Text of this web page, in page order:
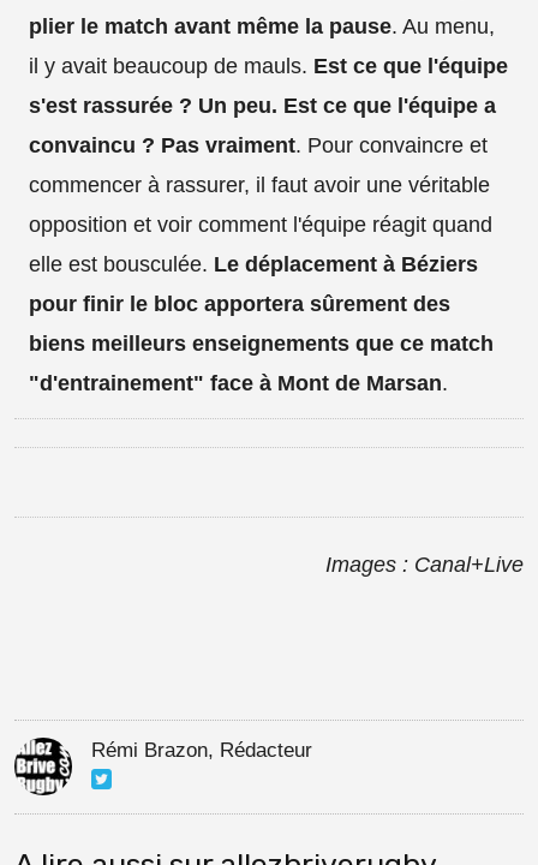
plier le match avant même la pause. Au menu,
il y avait beaucoup de mauls. Est ce que l'équipe
s'est rassurée ? Un peu. Est ce que l'équipe a
convaincu ? Pas vraiment. Pour convaincre et
commencer à rassurer, il faut avoir une véritable
opposition et voir comment l'équipe réagit quand
elle est bousculée. Le déplacement à Béziers
pour finir le bloc apportera sûrement des
biens meilleurs enseignements que ce match
"d'entrainement" face à Mont de Marsan.
Images : Canal+Live
Rémi Brazon, Rédacteur